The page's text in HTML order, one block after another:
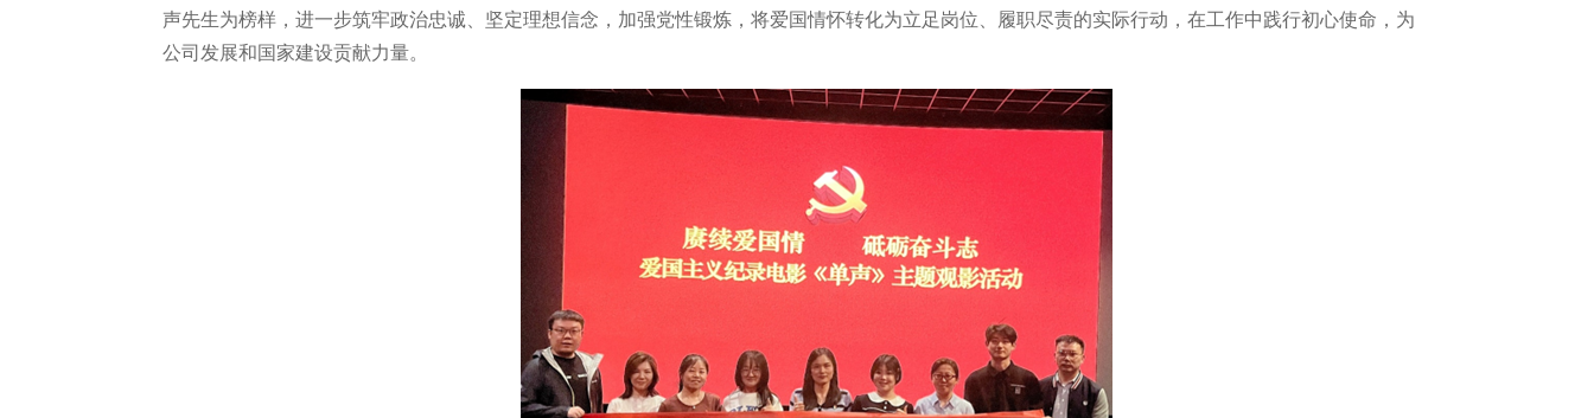
声先生为榜样，进一步筑牢政治忠诚、坚定理想信念，加强党性锻炼，将爱国情怀转化为立足岗位、履职尽责的实际行动，在工作中践行初心使命，为
公司发展和国家建设贡献力量。